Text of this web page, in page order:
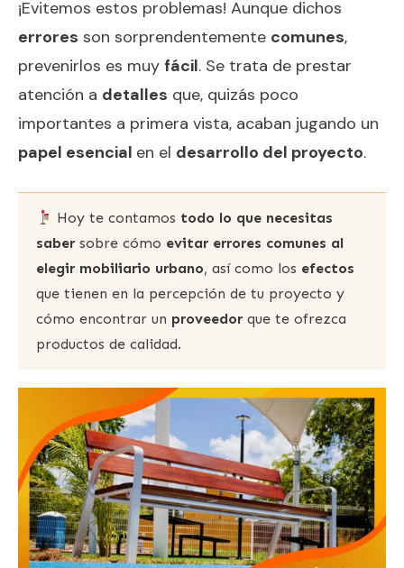
¡Evitemos estos problemas! Aunque dichos
errores son sorprendentemente comunes,
prevenirlos es muy fácil. Se trata de prestar
atención a detalles que, quizás poco
importantes a primera vista, acaban jugando un
papel esencial en el desarrollo del proyecto.
Hoy te contamos todo lo que necesitas
saber sobre cómo evitar errores comunes al
elegir mobiliario urbano, así como los efectos
que tienen en la percepción de tu proyecto y
cómo encontrar un proveedor que te ofrezca
productos de calidad.